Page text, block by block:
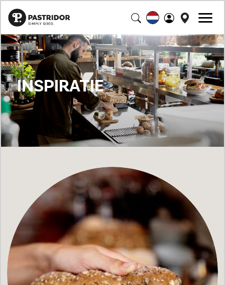
INSPIRATIE